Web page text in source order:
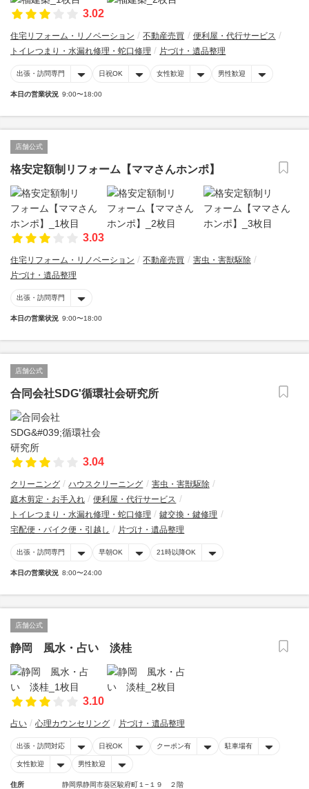
3.02
住宅リフォーム・リノベーション 不動産売買
便利屋・代行サービス
トイレつまり・水漏れ修理・蛇口修理
片づけ・遺品整理
出張・訪問専門 日祝OK 女性歓迎 男性歓迎
本日の営業状況 9:00〜18:00
店舗公式
格安定額制リフォーム【ママさんホンポ】
3.03
住宅リフォーム・リノベーション 不動産売買
害虫・害獣駆除
片づけ・遺品整理
出張・訪問専門
本日の営業状況 9:00〜18:00
店舗公式
合同会社SDG'循環社会研究所
3.04
クリーニング ハウスクリーニング
害虫・害獣駆除
庭木剪定・お手入れ
便利屋・代行サービス
トイレつまり・水漏れ修理・蛇口修理
鍵交換・鍵修理
宅配便・バイク便・引越し
片づけ・遺品整理
出張・訪問専門 早朝OK 21時以降OK
本日の営業状況 8:00〜24:00
店舗公式
静岡 風水・占い 淡桂
3.10
占い 心理カウンセリング 片づけ・遺品整理
出張・訪問対応 日祝OK クーポン有 駐車場有
女性歓迎 男性歓迎
住所
静岡県静岡市葵区駿府町１−１９ ２階